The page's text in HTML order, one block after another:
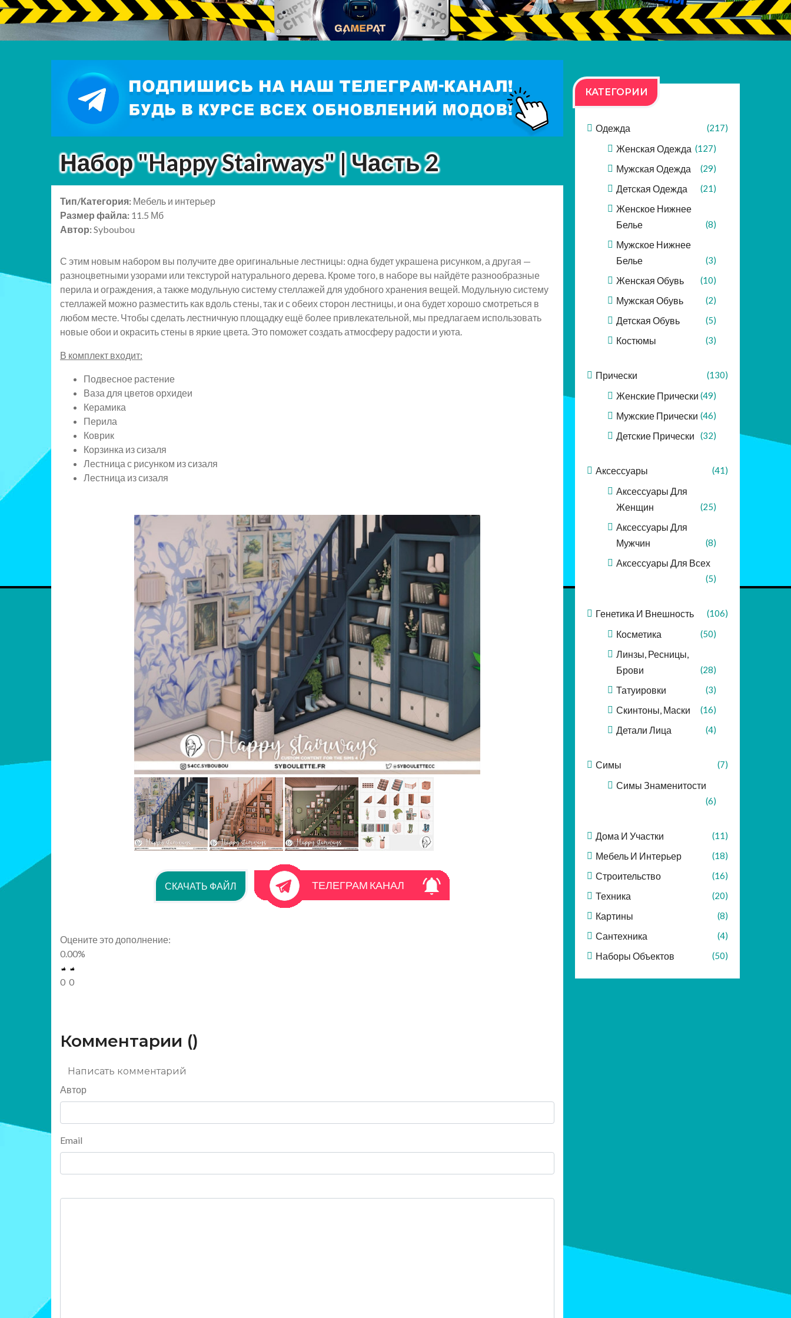
Набор "Happy Stairways" | Часть 2
Тип/Категория: Мебель и интерьер
Размер файла: 11.5 Мб
Автор:Syboubou
С этим новым набором вы получите две оригинальные лестницы: одна будет украшена рисунком, а другая —
разноцветными узорами или текстурой натурального дерева. Кроме того, в наборе вы найдёте разнообразные
перила и ограждения, а также модульную систему стеллажей для удобного хранения вещей. Модульную систему
стеллажей можно разместить как вдоль стены, так и с обеих сторон лестницы, и она будет хорошо смотреться в
любом месте. Чтобы сделать лестничную площадку ещё более привлекательной, мы предлагаем использовать
новые обои и окрасить стены в яркие цвета. Это поможет создать атмосферу радости и уюта.
В комплект входит:
Подвесное растение
Ваза для цветов орхидеи
Керамика
Перила
Коврик
Корзинка из сизаля
Лестница с рисунком из сизаля
Лестница из сизаля
СКАЧАТЬ ФАЙЛ ТЕЛЕГРАМ КАНАЛ
Оцените это дополнение:
0.00%
0 0
Комментарии ()
Написать комментарий
Автор
Email
КАТЕГОРИИ
Одежда (217)
Женская Одежда (127)
Мужская Одежда (29)
Детская Одежда (21)
Женское Нижнее
Белье
(8)
Мужское Нижнее
Белье
(3)
Женская Обувь (10)
Мужская Обувь (2)
Детская Обувь (5)
Костюмы (3)
Прически (130)
Женские Прически (49)
Мужские Прически (46)
Детские Прически (32)
Аксессуары (41)
Аксессуары Для
Женщин
(25)
Аксессуары Для
Мужчин
(8)
Аксессуары Для Всех
(5)
Генетика И Внешность (106)
Косметика (50)
Линзы, Ресницы,
Брови
(28)
Татуировки (3)
Скинтоны, Маски (16)
Детали Лица (4)
Симы (7)
Симы Знаменитости
(6)
Дома И Участки (11)
Мебель И Интерьер (18)
Строительство (16)
Техника (20)
Картины (8)
Сантехника (4)
Наборы Объектов (50)